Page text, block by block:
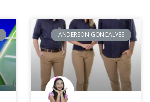
ANDERSON GONÇALVES